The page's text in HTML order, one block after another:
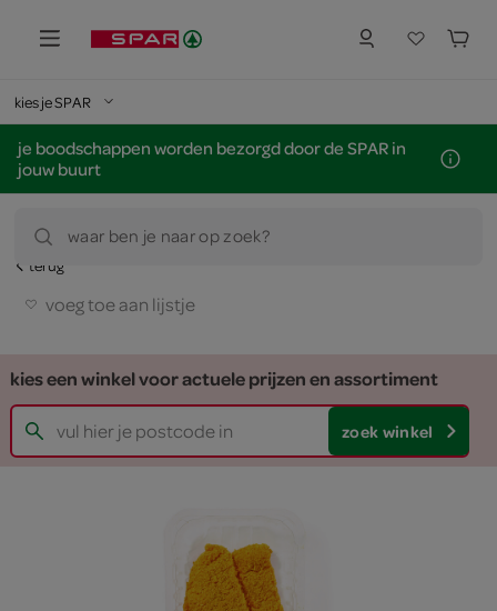
kies je SPAR
je boodschappen worden bezorgd door de SPAR in
jouw buurt
waar ben je naar op zoek?
terug
voeg toe aan lijstje
kies een winkel voor actuele prijzen en assortiment
zoek winkel